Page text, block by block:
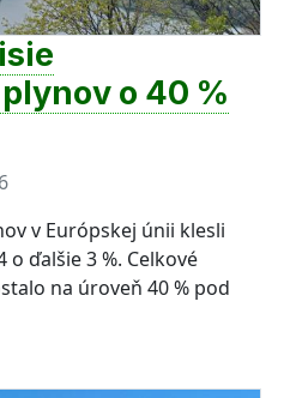
o 40 %
v Európskej únii klesli
o ďalšie 3 %. Celkové
na úroveň 40 % pod